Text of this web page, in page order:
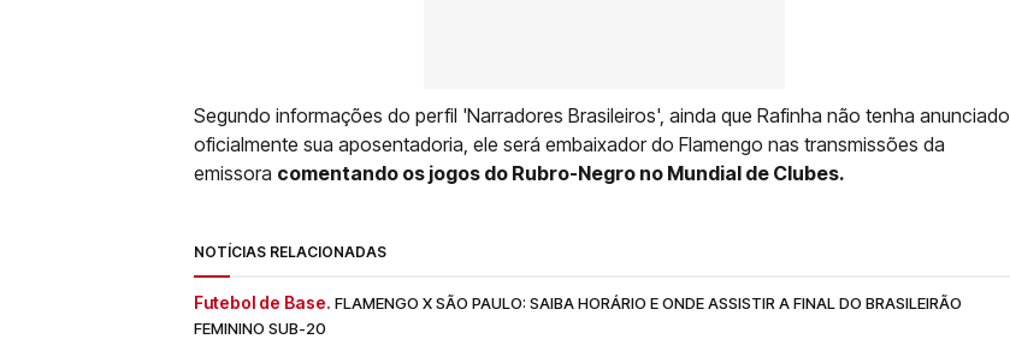
Segundo informações do perfil 'Narradores Brasileiros', ainda que Rafinha não tenha anunciado
oficialmente sua aposentadoria, ele será embaixador do Flamengo nas transmissões da
emissora comentando os jogos do Rubro-Negro no Mundial de Clubes.
NOTÍCIAS RELACIONADAS
Futebol de Base. FLAMENGO X SÃO PAULO: SAIBA HORÁRIO E ONDE ASSISTIR A FINAL DO BRASILEIRÃO
FEMININO SUB-20